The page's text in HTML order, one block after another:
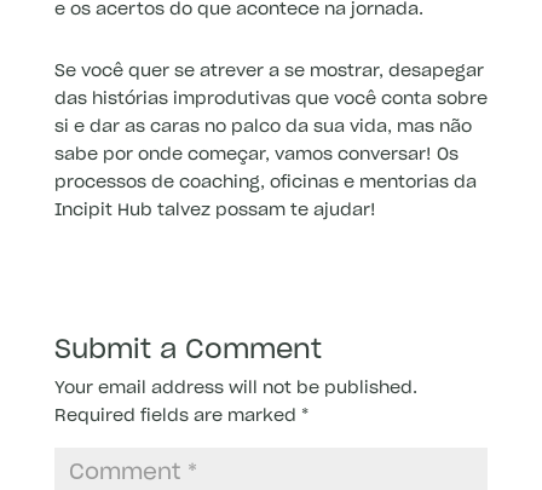
e os acertos do que acontece na jornada.
Se você quer se atrever a se mostrar, desapegar
das histórias improdutivas que você conta sobre
si e dar as caras no palco da sua vida, mas não
sabe por onde começar, vamos conversar! Os
processos de coaching, oficinas e mentorias da
Incipit Hub talvez possam te ajudar!
Submit a Comment
Your email address will not be published.
Required fields are marked *